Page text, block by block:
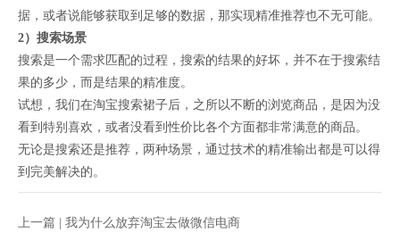
据，或者说能够获取到足够的数据，那实现精准推荐也不无可能。
2）搜索场景
搜索是一个需求匹配的过程，搜索的结果的好坏，并不在于搜索结
果的多少，而是结果的精准度。
试想，我们在淘宝搜索裙子后，之所以不断的浏览商品，是因为没
看到特别喜欢，或者没看到性价比各个方面都非常满意的商品。
无论是搜索还是推荐，两种场景，通过技术的精准输出都是可以得
到完美解决的。
上一篇 | 我为什么放弃淘宝去做微信电商